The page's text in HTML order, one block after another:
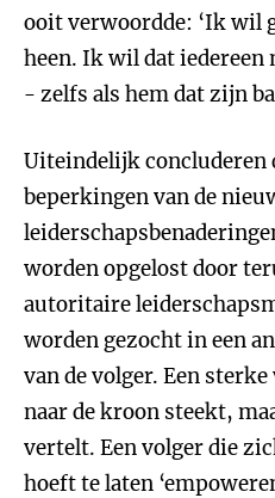
ooit verwoordde: ‘Ik wil
heen. Ik wil dat iedereen
- zelfs als hem dat zijn
Uiteindelijk concluderen
beperkingen van de
worden opgelost door
autoritaire
worden gezocht in een
van de volger. Een
naar de kroon steekt,
vertelt. Een volger die
hoeft te laten